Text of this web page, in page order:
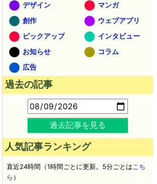
デザイン
マンガ
創作
ウェブアプリ
ピックアップ
インタビュー
お知らせ
コラム
広告
過去の記事
過去記事を見る
人気記事ランキング
直近24時間（1時間ごとに更新。5分ごとはこち
ら ）